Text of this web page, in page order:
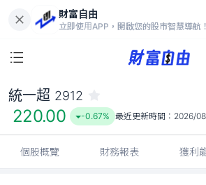
財富自由
立即使用APP，開啟您的股市智慧導航！
220.00
-0.67%
統一超 2912
220.00 -0.67% 最近更新時間： 2026/
個股概覽 財務報表 獲利